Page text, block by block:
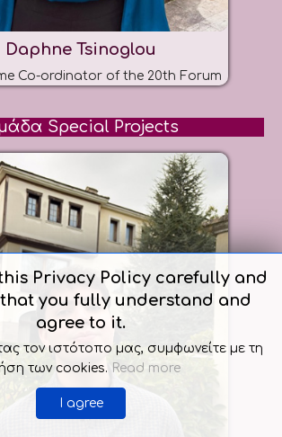
Daphne Tsinoglou
Co-ordinator of the 20th Forum
Special Projects
Privacy Policy carefully and
that you fully understand and
agree to it.
τον ιστότοπο μας, συμφωνείτε με τη
των cookies. Read more
I agree